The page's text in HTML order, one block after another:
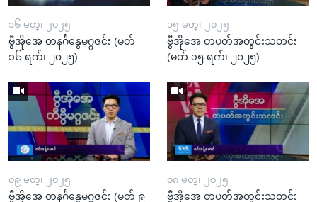
၁၆ မတ္၊ ၂၀၂၅
ဗွီအိုအေ တနင်္ဂနွေမဂ္ဂဇင်း (မတ်
၁၆ ရက်၊ ၂၀၂၅)
၁၅ မတ္၊ ၂၀၂၅
ဗွီအိုအေ တပတ်အတွင်းသတင်း
(မတ် ၁၅ ရက်၊ ၂၀၂၅)
၀၉ မတ္၊ ၂၀၂၅
ဗွီအိုအေ တနင်္ဂနွေမဂ္ဂဇင်း (မတ် ၉
၀၈ မတ္၊ ၂၀၂၅
ဗွီအိုအေ တပတ်အတွင်းသတင်း